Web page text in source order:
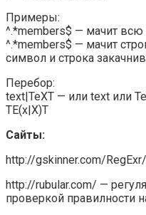
Примеры:
^.*members$ — мачит
^.*members$ — мачит
символ и строка
Перебор:
text|TeXT — или text или
TE(x|X)T
Сайты:
http://gskinner.com/RegExr/
http://rubular.com/ —
проверкой правилности